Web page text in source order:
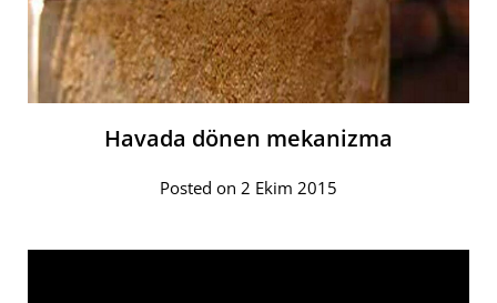
Havada dönen mekanizma
Posted on 2 Ekim 2015